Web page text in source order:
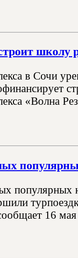
школу
в Сочи
«Волна
популярных
16 мая